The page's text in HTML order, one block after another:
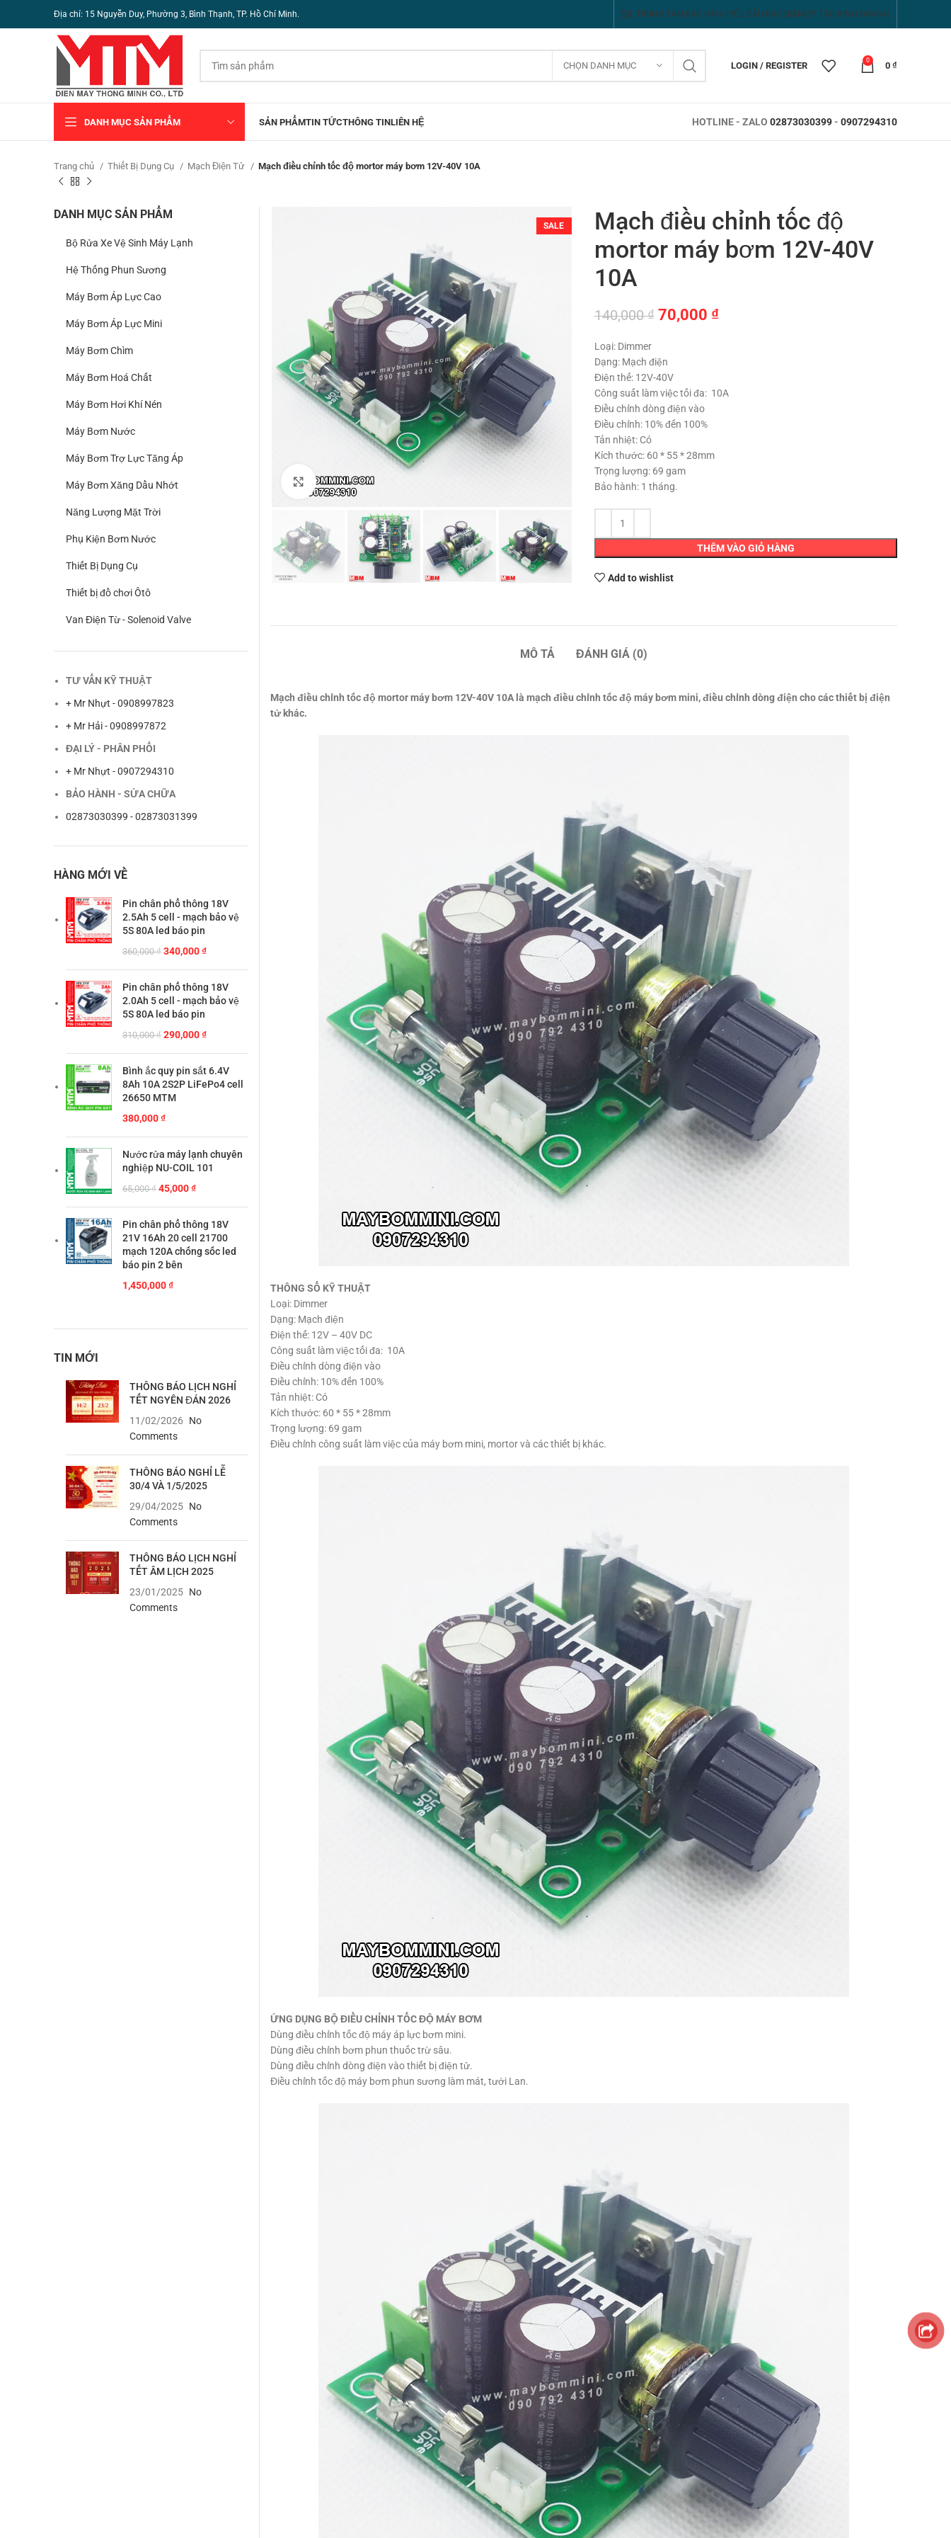
Địa chỉ: 15 Nguyễn Duy, Phường 3, Bình Thạnh, TP. Hồ Chí Minh. TRUNG TÂM BẢO HÀNH YÊU CẦU BÁO GIÁ HỢP TÁC KINH DOANH
CHỌN DANH MỤC LOGIN / REGISTER
0
0 ₫
DANH MỤC SẢN PHẨM SẢN PHẨMTIN TỨCTHÔNG TINLIÊN HỆ HOTLINE - ZALO 02873030399- 0907294310
Trang chủ Thiết Bị Dụng Cụ Mạch Điện Tử Mạch điều chỉnh tốc độ mortor máy bơm 12V-40V 10A
SALE
Click to enlarge
Mạch điều chỉnh tốc độ
mortor máy bơm 12V-40V
10A
140,000₫ Giá
140,000 ₫.
70,000 ₫Giá
70,000 ₫.
Loại: Dimmer
Dạng: Mạch điện
Điện thế: 12V-40V
Công suất làm việc tối đa: 10A
Điều chỉnh dòng điện vào
Điều chỉnh: 10% đến 100%
Tản nhiệt: Có
Kích thước: 60 * 55 * 28mm
Trọng lượng: 69 gam
Bảo hành: 1 tháng.
THÊM VÀO GIỎ HÀNG
Add to wishlist
MÔ TẢ ĐÁNH GIÁ (0)
Mạch điều chỉnh tốc độ mortor máy bơm 12V-40V 10A là mạch điều chỉnh tốc độ máy bơm mini, điều chỉnh dòng điện cho các thiết bị điện
tử khác.
THÔNG SỐ KỸ THUẬT
Loại: Dimmer
Dạng: Mạch điện
Điện thế: 12V – 40V DC
Công suất làm việc tối đa: 10A
Điều chỉnh dòng điện vào
Điều chỉnh: 10% đến 100%
Tản nhiệt: Có
Kích thước: 60 * 55 * 28mm
Trọng lượng: 69 gam
Điều chỉnh công suất làm việc của máy bơm mini, mortor và các thiết bị khác.
ỨNG DỤNG BỘ ĐIỀU CHỈNH TỐC ĐỘ MÁY BƠM
Dùng điều chỉnh tốc độ máy áp lực bơm mini.
Dùng điều chỉnh bơm phun thuốc trừ sâu.
Dùng điều chỉnh dòng điện vào thiết bị điện tử.
Điều chỉnh tốc độ máy bơm phun sương làm mát, tưới Lan.
DANH MỤC SẢN PHẨM
Bộ Rửa Xe Vệ Sinh Máy Lạnh
Hệ Thống Phun Sương
Máy Bơm Áp Lực Cao
Máy Bơm Áp Lực Mini
Máy Bơm Chìm
Máy Bơm Hoá Chất
Máy Bơm Hơi Khí Nén
Máy Bơm Nước
Máy Bơm Trợ Lực Tăng Áp
Máy Bơm Xăng Dầu Nhớt
Năng Lượng Mặt Trời
Phụ Kiện Bơm Nước
Thiết Bị Dụng Cụ
Thiết bị đồ chơi Ôtô
Van Điện Từ - Solenoid Valve
TƯ VẤN KỸ THUẬT
+ Mr Nhựt - 0908997823
+ Mr Hải - 0908997872
ĐẠI LÝ - PHÂN PHỐI
+ Mr Nhựt - 0907294310
BẢO HÀNH - SỬA CHỮA
02873030399 - 02873031399
HÀNG MỚI VỀ
Pin chân phổ thông 18V
2.5Ah 5 cell - mạch bảo vệ
5S 80A led báo pin
360,000₫ Giá
là:
360,000 ₫.
340,000₫Giá
tại
là:
Pin chân phổ thông 18V
2.0Ah 5 cell - mạch bảo vệ
5S 80A led báo pin
310,000₫ Giá
310,000 ₫.
290,000₫Giá
tại
là:
Bình ắc quy pin sắt 6.4V
8Ah 10A 2S2P LiFePo4 cell
26650 MTM
380,000₫
Nước rửa máy lạnh chuyên
nghiệp NU-COIL 101
65,000₫ Giá
65,000 ₫.
45,000₫Giá
tại
là:
45,000 ₫.
Pin chân phổ thông 18V
21V 16Ah 20 cell 21700
mạch 120A chống sốc led
báo pin 2 bên
1,450,000₫
TIN MỚI
THÔNG BÁO LỊCH NGHỈ
TẾT NGYÊN ĐÁN 2026
11/02/2026
No
Comments
THÔNG BÁO NGHỈ LỄ
30/4 VÀ 1/5/2025
29/04/2025 No
Comments
THÔNG BÁO LỊCH NGHỈ
TẾT ÂM LỊCH 2025
23/01/2025 No
Comments